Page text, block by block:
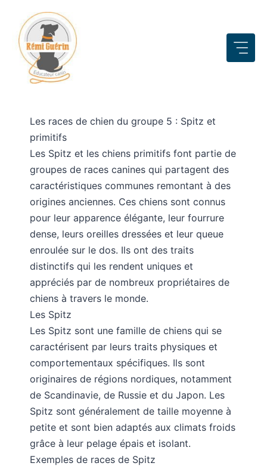
contenu
Les races de chien du groupe 5 : Spitz et
primitifs
Les Spitz et les chiens primitifs font partie de
groupes de races canines qui partagent des
caractéristiques communes remontant à des
origines anciennes. Ces chiens sont connus
pour leur apparence élégante, leur fourrure
dense, leurs oreilles dressées et leur queue
enroulée sur le dos. Ils ont des traits
distinctifs qui les rendent uniques et
appréciés par de nombreux propriétaires de
chiens à travers le monde.
Les Spitz
Les Spitz sont une famille de chiens qui se
caractérisent par leurs traits physiques et
comportementaux spécifiques. Ils sont
originaires de régions nordiques, notamment
de Scandinavie, de Russie et du Japon. Les
Spitz sont généralement de taille moyenne à
petite et sont bien adaptés aux climats froids
grâce à leur pelage épais et isolant.
Exemples de races de Spitz